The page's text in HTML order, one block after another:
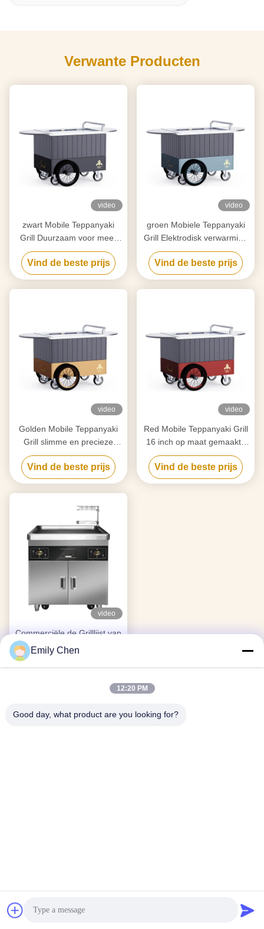
Verwante Producten
video
zwart Mobile Teppanyaki
Grill Duurzaam voor meer
dan 20 jaar Food grade
board Hibachi Grill Table
Vind de beste prijs
video
groen Mobiele Teppanyaki
Grill Elektrodisk verwarming
Vrij verkeer Voedselkwaliteit
bord Hibachi Grill Table
Vind de beste prijs
video
Golden Mobile Teppanyaki
Grill slimme en precieze
temperatuurregeling vrij
verkeer voedselkwaliteit bord
Hibachi Grill Table
Vind de beste prijs
video
Red Mobile Teppanyaki Grill
16 inch op maat gemaakte
wielen Vrij verkeer
Voedselmiddel Hibachi Grill
Table
Vind de beste prijs
video
Commerciële de Grilllijst van
Keuken Multifunctionele
Mobiele Teppanyaki met
Vind de beste prijs
Emily Chen
12:20 PM
Good day, what product are you looking for?